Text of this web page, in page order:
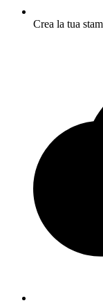
Crea la tua